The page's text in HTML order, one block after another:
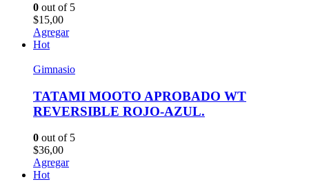
0 out of 5
$15,00
Agregar
Hot
Gimnasio
TATAMI MOOTO APROBADO WT
REVERSIBLE ROJO-AZUL.
0 out of 5
$36,00
Agregar
Hot